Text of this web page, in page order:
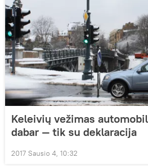
Keleivių vežimas
dabar ― tik su deklaracija
2017 Sausio 4, 10:32